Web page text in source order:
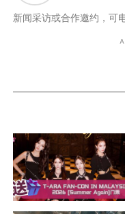
新闻采访或合作邀约，可